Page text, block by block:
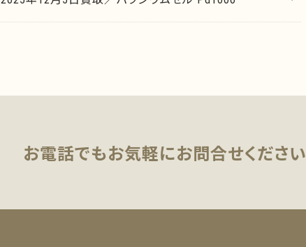
お電話でもお気軽にお問合せください